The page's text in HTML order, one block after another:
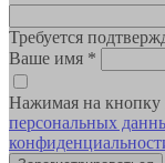
Требуется
Ваше имя *
Нажимая на
персональных